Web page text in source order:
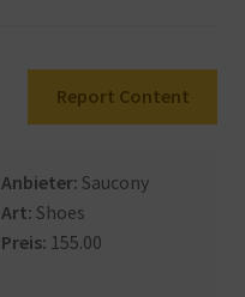
Report Content
Anbieter: Saucony
Art: Shoes
Preis: 155.00